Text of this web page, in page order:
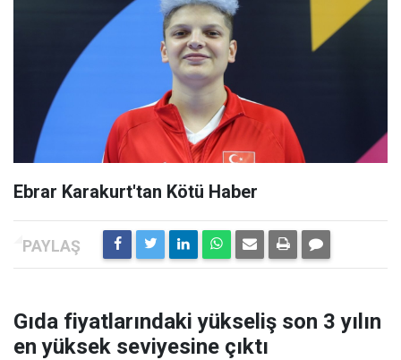
Ebrar Karakurt'tan Kötü Haber
Gıda fiyatlarındaki yükseliş son 3 yılın
en yüksek seviyesine çıktı